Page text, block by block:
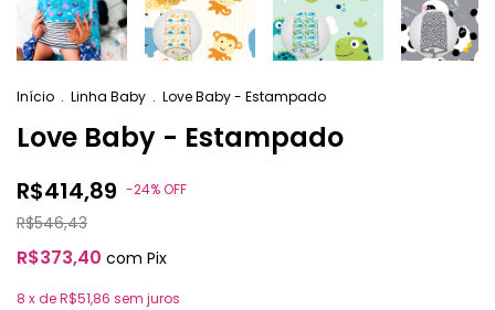
Início . Linha Baby . Love Baby - Estampado
Love Baby - Estampado
R$414,89 -24%OFF
R$546,43
R$373,40 com Pix
8 x deR$51,86 sem juros